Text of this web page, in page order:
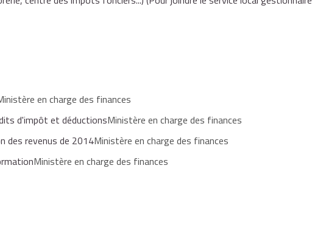
en charge des finances
d'impôt et déductionsMinistère en charge des finances
des revenus de 2014Ministère en charge des finances
Ministère en charge des finances